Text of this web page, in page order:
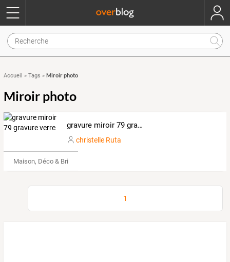
Accueil » Tags » Miroir photo
Miroir photo
gravure miroir 79 gravure verre
christelle Ruta
Maison, Déco & Bricolage
1